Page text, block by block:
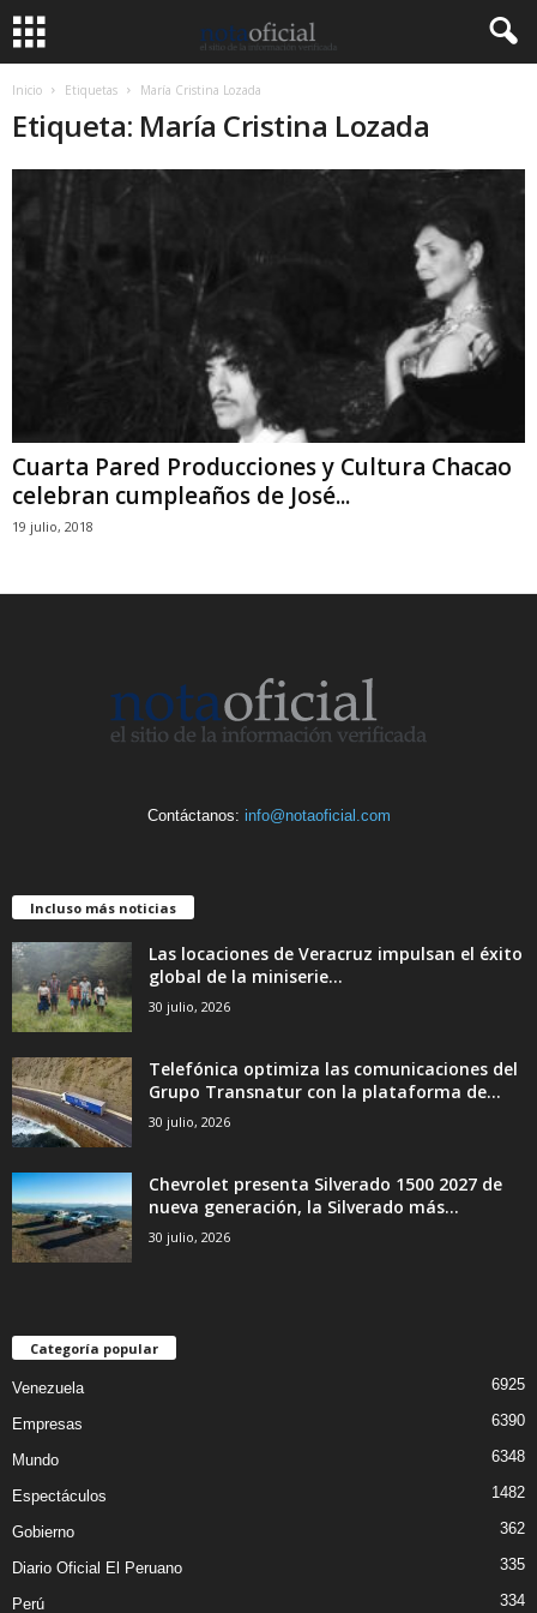
Inicio Etiquetas María Cristina Lozada
Etiqueta: María Cristina Lozada
Cuarta Pared Producciones y Cultura Chacao
celebran cumpleaños de José...
19 julio, 2018
Contáctanos: info@notaoficial.com
Incluso más noticias
Las locaciones de Veracruz impulsan el éxito
global de la miniserie...
30 julio, 2026
Telefónica optimiza las comunicaciones del
Grupo Transnatur con la plataforma de...
30 julio, 2026
Chevrolet presenta Silverado 1500 2027 de
nueva generación, la Silverado más...
30 julio, 2026
Categoría popular
Venezuela 6925
Empresas 6390
Mundo 6348
Espectáculos 1482
Gobierno 362
Diario Oficial El Peruano 335
Perú 334